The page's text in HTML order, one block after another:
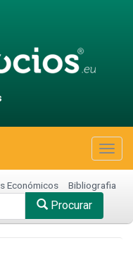
Económicos Bibliografia
Procurar